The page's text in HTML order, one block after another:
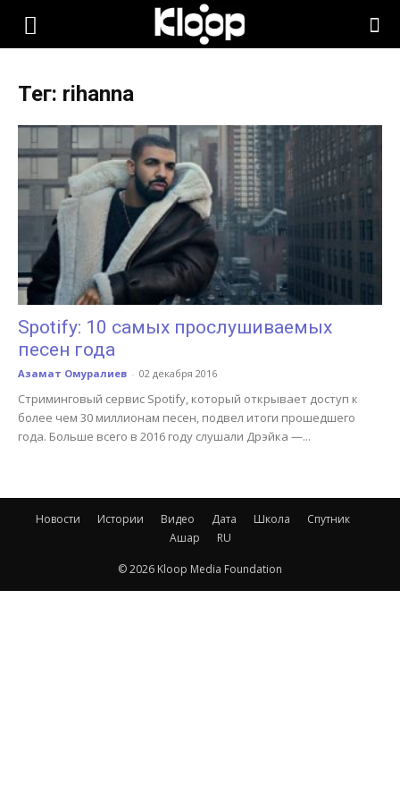
KLOOP.KG
Новости
Кыргызстана
Тег: rihanna
Spotify: 10 самых прослушиваемых
песен года
Азамат Омуралиев - 02 декабря 2016
Стриминговый сервис Spotify, который открывает доступ к
более чем 30 миллионам песен, подвел итоги прошедшего
года. Больше всего в 2016 году слушали Дрэйка —...
Новости Истории Видео Дата Школа
Спутник
Ашар
RU
© 2026 Kloop Media Foundation